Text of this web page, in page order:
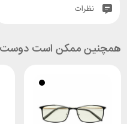
نظرات
همچنین ممکن است دوست